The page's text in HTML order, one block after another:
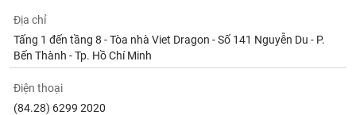
Địa chỉ
Tấng 1 đến tầng 8 - Tòa nhà Viet Dragon - Số 141 Nguyễn Du - P.
Bến Thành - Tp. Hồ Chí Minh
Điện thoại
(84.28) 6299 2020